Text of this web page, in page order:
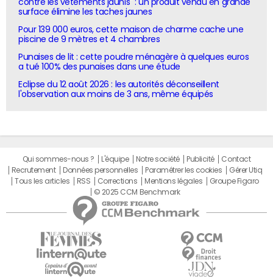
contre les vêtements jaunis" : un produit vendu en grande
surface élimine les taches jaunes
Pour 139 000 euros, cette maison de charme cache une
piscine de 9 mètres et 4 chambres
Punaises de lit : cette poudre ménagère à quelques euros
a tué 100% des punaises dans une étude
Eclipse du 12 août 2026 : les autorités déconseillent
l'observation aux moins de 3 ans, même équipés
Qui sommes-nous ? L'équipe Notre société Publicité
Contact
Recrutement
Données personnelles Paramétrer les cookies
Gérer Utiq
Tous les articles
RSS Corrections Mentions légales
Groupe Figaro
© 2025 CCM Benchmark